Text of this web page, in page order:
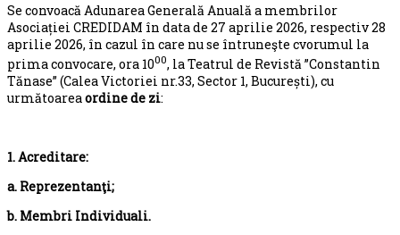
Se convoacă Adunarea Generală Anuală a membrilor
Asociației CREDIDAM în data de 27 aprilie 2026, respectiv 28
aprilie 2026, în cazul în care nu se întruneşte cvorumul la
prima convocare, ora 1000, la Teatrul de Revistă ”Constantin
Tănase” (Calea Victoriei nr.33, Sector 1, București), cu
următoareaordine de zi:
1. Acreditare:
a. Reprezentanţi;
b. Membri Individuali.